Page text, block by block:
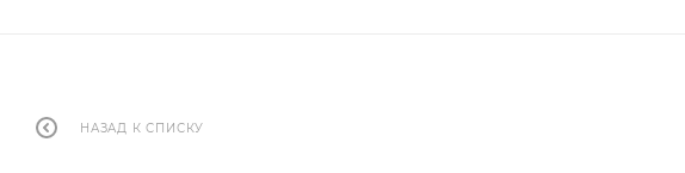
НАЗАД К СПИСКУ